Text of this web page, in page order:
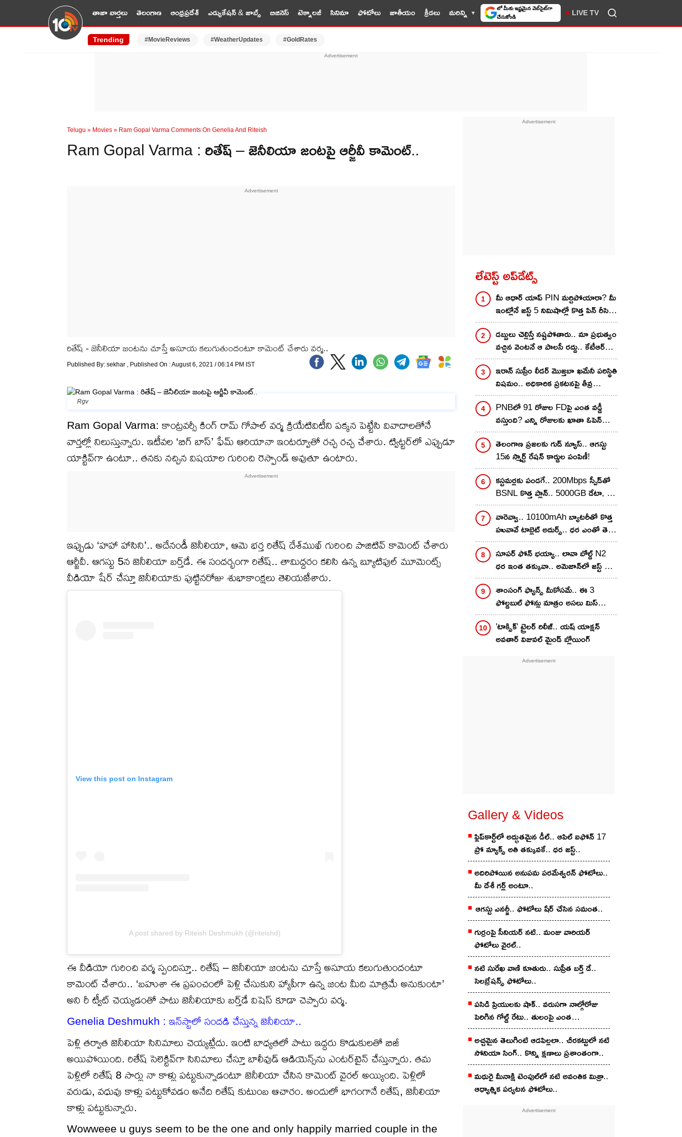
తాజా వార్తలు తెలంగాణ ఆంధ్రప్రదేశ్ ఎడ్యుకేషన్ & జాబ్స్ బిజినెస్ టెక్నాలజీ సినిమా ఫోటోలు జాతీయం క్రీడలు మరిన్ని 10TV సెలెక్ట్ చేసుకోండి LIVE TV
Trending #MovieReviews #WeatherUpdates #GoldRates
Telugu » Movies » Ram Gopal Varma Comments On Genelia And Riteish
Ram Gopal Varma : రితేష్ – జెనీలియా జంటపై ఆర్జీవీ కామెంట్..
రితేష్ - జెనీలియా జంటను చూస్తే అసూయ కలుగుతుందంటూ కామెంట్ చేశారు వర్మ..
Published By: sekhar , Published On : August 6, 2021 / 06:14 PM IST
Rgv
Ram Gopal Varma: కాంట్రవర్సీ కింగ్ రామ్ గోపాల్ వర్మ క్రియేటివిటీని పక్కన పెట్టేసి వివాదాలతోనే
వార్తల్లో నిలుస్తున్నారు. ఇటీవల ‘బిగ్ బాస్’ ఫేమ్ ఆరియానా ఇంటర్వూతో రచ్చ రచ్చ చేశారు. ట్విట్టర్‌లో ఎప్పుడూ
యాక్టివ్‌గా ఉంటూ.. తనకు నచ్చిన విషయాల గురించి రెస్పాండ్ అవుతూ ఉంటారు.
ఇప్పుడు ‘హహా హాసిని’.. అదేనండీ జెనీలియా, ఆమె భర్త రితేష్ దేశ్‌ముఖ్ గురించి పాజిటివ్ కామెంట్ చేశారు
ఆర్జీవీ. ఆగస్టు 5న జెనీలియా బర్త్‌డే. ఈ సందర్భంగా రితేష్.. తామిద్దరం కలిసి ఉన్న బ్యూటిఫుల్ మూమెంట్స్
వీడియో షేర్ చేస్తూ జెనీలియాకు పుట్టినరోజు శుభాకాంక్షలు తెలియజేశారు.
View this post on Instagram
A post shared by Riteish Deshmukh (@riteishd)
ఈ వీడియో గురించి వర్మ స్పందిస్తూ.. రితేష్ – జెనీలియా జంటను చూస్తే అసూయ కలుగుతుందంటూ
కామెంట్ చేశారు.. ‘బహుశా ఈ ప్రపంచంలో పెళ్లి చేసుకుని హ్యాపీగా ఉన్న జంట మీది మాత్రమే అనుకుంటా’
అని రీ ట్వీట్ చెయ్యడంతో పాటు జెనీలియాకు బర్త్‌డే విషెస్ కూడా చెప్పారు వర్మ.
Genelia Deshmukh : ఇన్‌స్టాలో సందడి చేస్తున్న జెనీలియా..
పెళ్లి తర్వాత జెనీలియా సినిమాలు చెయ్యట్లేదు. ఇంటి బాధ్యతలో పాటు ఇద్దరు కొడుకులతో బిజీ
అయిపోయింది. రితేష్ సెలెక్టివ్‌గా సినిమాలు చేస్తూ బాలీవుడ్ ఆడియెన్స్‌ను ఎంటర్‌టైన్ చేస్తున్నారు. తమ
పెళ్లిలో రితేష్ 8 సార్లు నా కాళ్లు పట్టుకున్నాడంటూ జెనీలియా చేసిన కామెంట్ వైరల్ అయ్యింది. పెళ్లిలో
వరుడు, వధువు కాళ్లు పట్టుకోవడం అనేది రితేష్ కుటుంబ ఆచారం. అందులో భాగంగానే రితేష్, జెనీలియా
కాళ్లు పట్టుకున్నారు.
Wowweee u guys seem to be the one and only happily married couple in the
లేటెస్ట్ అప్‌డేట్స్
మీ ఆధార్ యాప్ PIN మర్చిపోయారా? మీ
ఇంట్లోనే జస్ట్ 5 నిమిషాల్లో కొత్త పిన్‌ రీసెట్
చేయొచ్చు!
డబ్బులు చెల్లిస్తే నష్టపోతారు.. మా ప్రభుత్వం
వచ్చిన వెంటనే ఆ పాలసీ రద్దు.. కేటీఆర్
మాస్ వార్నింగ్
ఇరాన్ సుప్రీం లీడర్ మొజ్తబా ఖమేనీ పరిస్థితి
విషమం.. అధికారిక ప్రకటనపై తీవ్ర
ఉత్కంఠ!
PNBలో 91 రోజుల FDపై ఎంత వడ్డీ
వస్తుంది? ఎన్ని రోజులకు ఖాతా ఓపెన్
చేయొచ్చు..
తెలంగాణ ప్రజలకు గుడ్ న్యూస్.. ఆగస్టు
15న స్మార్ట్ రేషన్ కార్డుల పంపిణీ!
కస్టమర్లకు పండగే.. 200Mbps స్పీడ్‌తో
BSNL కొత్త ప్లాన్.. 5000GB డేటా, 27
OTT బెనిఫిట్స్ కూడా!
వారెవ్వా.. 10100mAh బ్యాటరీతో కొత్త
హువావే టాబ్లెట్ అదుర్స్.. ధర ఎంతో తెలిస్తే
వెంటనే కొనేస్తారు!
సూపర్ ఫోన్ భయ్యా.. లావా బోల్డ్ N2
ధర ఇంత తక్కువా.. అమెజాన్‌లో జస్ట్ రూ.
8,999కే
శాంసంగ్ ఫ్యాన్స్ మీకోసమే.. ఈ 3
ఫోల్డబుల్ ఫోన్లు మాత్రం అసలు మిస్
చేసుకోవద్దు.. ధర జస్ట్..!
'టాక్సిక్' ట్రైలర్ రిలీజ్.. యష్ యాక్షన్
అవతార్ విజువల్ మైండ్ బ్లోయింగ్
Gallery & Videos
ఫ్లిప్‌కార్ట్‌లో అద్భుతమైన డీల్.. ఆపిల్ ఐఫోన్ 17
ప్రో మ్యాక్స్ అతి తక్కువకే.. ధర జస్ట్..
అదిరిపోయిన అనుప‌మ ప‌ర‌మేశ్వ‌ర‌న్ ఫోటోలు..
మీ దేశీ గ‌ర్ల్ అంటూ..
ఆగ‌స్టు ఎన‌ర్జీ.. ఫోటోలు షేర్ చేసిన స‌మంత‌..
గుర్రంపై సీనియ‌ర్ న‌టి.. మంజు వారియ‌ర్
ఫోటోలు వైర‌ల్..
న‌టి సురేఖ వాణి కూతురు.. సుప్రీత బ‌ర్త్ డే..
సెల‌బ్రేష‌న్స్ ఫోటోలు..
పసిడి ప్రియులకు షాక్.. వరుసగా నాల్గోరోజు
పెరిగిన గోల్డ్ రేటు.. తులంపై ఎంత
పెరిగిందంటే?
అచ్చ‌మైన తెలుగింటి ఆడ‌పిల్ల‌లా.. చీర‌క‌ట్టులో న‌టి
సోనియా సింగ్‌.. కొన్ని క్షణాలు ప్రశాంతంగా..
మధురై మీనాక్షి టెంపుల్‌లో న‌టి అవంతిక మిశ్రా..
ఆధ్యాత్మిక ప‌ర్య‌ట‌న ఫోటోలు..